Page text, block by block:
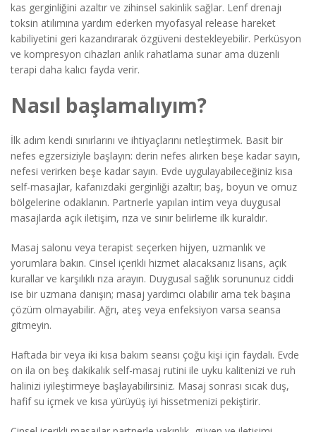
kas gerginliğini azaltır ve zihinsel sakinlik sağlar. Lenf drenajı
toksin atılımına yardım ederken myofasyal release hareket
kabiliyetini geri kazandırarak özgüveni destekleyebilir. Perküsyon
ve kompresyon cihazları anlık rahatlama sunar ama düzenli
terapi daha kalıcı fayda verir.
Nasıl başlamalıyım?
İlk adım kendi sınırlarını ve ihtiyaçlarını netleştirmek. Basit bir
nefes egzersiziyle başlayın: derin nefes alırken beşe kadar sayın,
nefesi verirken beşe kadar sayın. Evde uygulayabileceğiniz kısa
self-masajlar, kafanızdaki gerginliği azaltır; baş, boyun ve omuz
bölgelerine odaklanın. Partnerle yapılan intim veya duygusal
masajlarda açık iletişim, rıza ve sınır belirleme ilk kuraldır.
Masaj salonu veya terapist seçerken hijyen, uzmanlık ve
yorumlara bakın. Cinsel içerikli hizmet alacaksanız lisans, açık
kurallar ve karşılıklı rıza arayın. Duygusal sağlık sorununuz ciddi
ise bir uzmana danışın; masaj yardımcı olabilir ama tek başına
çözüm olmayabilir. Ağrı, ateş veya enfeksiyon varsa seansa
gitmeyin.
Haftada bir veya iki kısa bakım seansı çoğu kişi için faydalı. Evde
on ila on beş dakikalık self-masaj rutini ile uyku kalitenizi ve ruh
halinizi iyileştirmeye başlayabilirsiniz. Masaj sonrası sıcak duş,
hafif su içmek ve kısa yürüyüş iyi hissetmenizi pekiştirir.